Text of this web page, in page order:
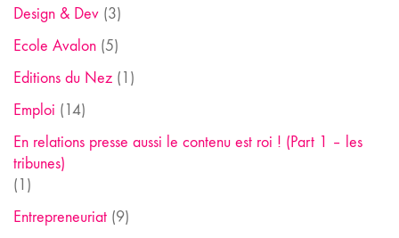
Design & Dev (3)
Ecole Avalon (5)
Editions du Nez (1)
Emploi (14)
En relations presse aussi le contenu est roi ! (Part 1 – les
tribunes)
(1)
Entrepreneuriat (9)